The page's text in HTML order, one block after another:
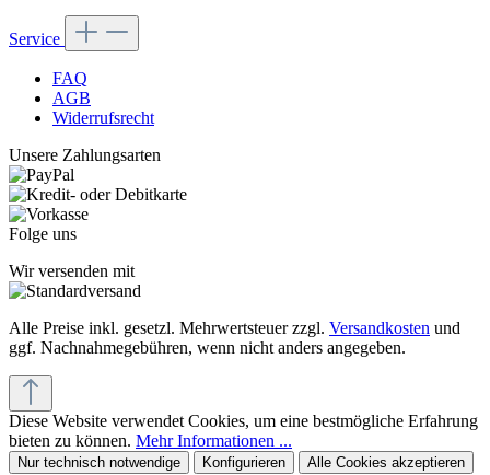
Service
FAQ
AGB
Widerrufsrecht
Unsere Zahlungsarten
Folge uns
Wir versenden mit
Alle Preise inkl. gesetzl. Mehrwertsteuer zzgl. Versandkosten und
ggf. Nachnahmegebühren, wenn nicht anders angegeben.
Diese Website verwendet Cookies, um eine bestmögliche Erfahrung
bieten zu können. Mehr Informationen ...
Nur technisch notwendige Konfigurieren Alle Cookies akzeptieren